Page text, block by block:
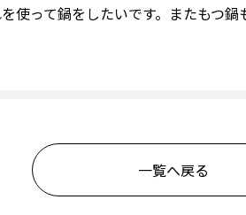
使って鍋をしたいです。またもつ鍋
一覧へ戻る